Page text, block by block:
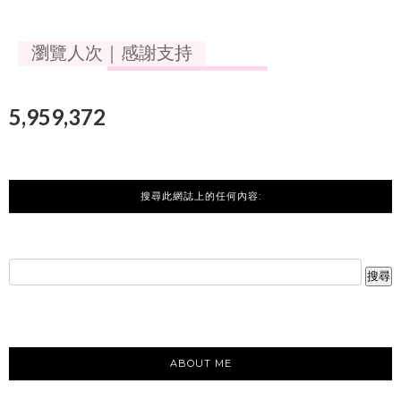
瀏覽人次｜感謝支持
5,959,372
搜尋此網誌上的任何內容:
ABOUT ME